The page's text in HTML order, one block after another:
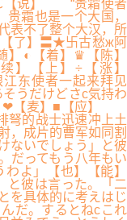
℃【说】 “贵霜使者
霜也是一个大国，
表不了整个大汉，所
了】〓★卐古愁ж阿
◐【着】♛【陈】
】【上】÷【涨】
东使者一起来拜见
うだけどさc気持わ
】❤【麦】■【应】
弩的战士迅速冲上土
，成片的曹军如同割
ないでしょう」と彼
だってもう八年もい
よ」【也】【能】
と彼は言った。「二
を具体的に考えはじ
だ。するとねcこれ